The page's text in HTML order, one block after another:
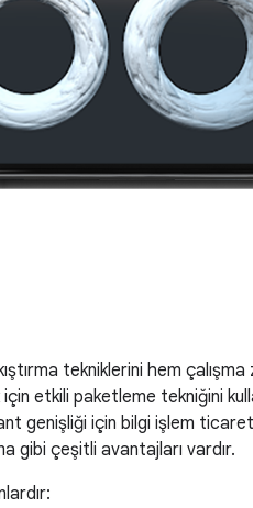
tekniklerini hem
etkili paketleme tekniğini
genişliği için bilgi işlem
gibi çeşitli avantajları vardır.